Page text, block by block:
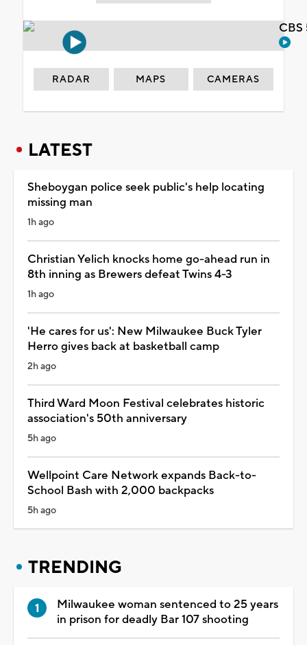
RADAR MAPS CAMERAS
LATEST
Sheboygan police seek public's help locating
missing man
1h ago
Christian Yelich knocks home go-ahead run in
8th inning as Brewers defeat Twins 4-3
1h ago
'He cares for us': New Milwaukee Buck Tyler
Herro gives back at basketball camp
2h ago
Third Ward Moon Festival celebrates historic
association's 50th anniversary
5h ago
Wellpoint Care Network expands Back-to-
School Bash with 2,000 backpacks
5h ago
TRENDING
Milwaukee woman sentenced to 25 years
in prison for deadly Bar 107 shooting